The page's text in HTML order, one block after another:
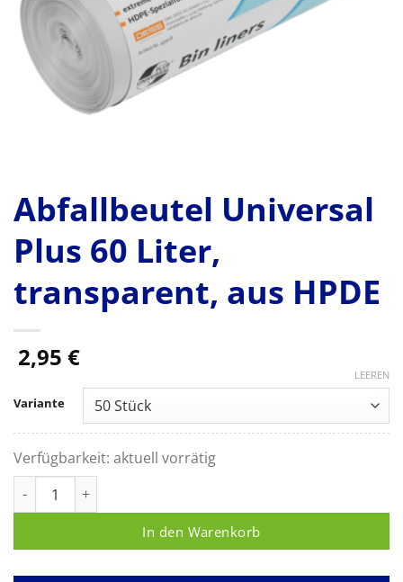
Abfallbeutel Universal
Plus 60 Liter,
transparent, aus HPDE
2,95 €
Variante
LEEREN
Verfügbarkeit: aktuell vorrätig
In den Warenkorb